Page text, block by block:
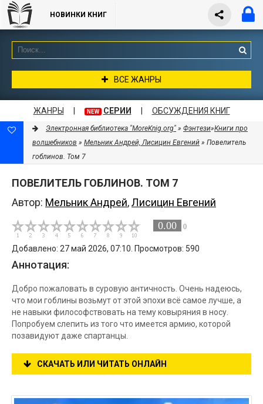
НОВИНКИ КНИГ
ВСЕ ЖАНРЫ
ЖАНРЫ NEW СЕРИИ ОБСУЖДЕНИЯ КНИГ
Электронная библиотека "MoreKnig.org" » Фэнтези»Книги про
волшебников » Мельник Андрей, Лисицин Евгений » Повелитель
гоблинов. Том 7
ПОВЕЛИТЕЛЬ ГОБЛИНОВ. ТОМ 7
Автор: Мельник Андрей,Лисицин Евгений
0.00 0
Добавлено: 27 май 2026, 07:10. Просмотров: 590
Аннотация:
Добро пожаловать в суровую античность. Очень надеюсь,
что мои гоблины возьмут от этой эпохи всё самое лучше, а
не навыки философствовать на тему ковыряния в носу.
Попробуем слепить из того что имеется армию, которой
позавидуют даже спартанцы.
СКАЧАТЬ ИЛИ ЧИТАТЬ ОНЛАЙН